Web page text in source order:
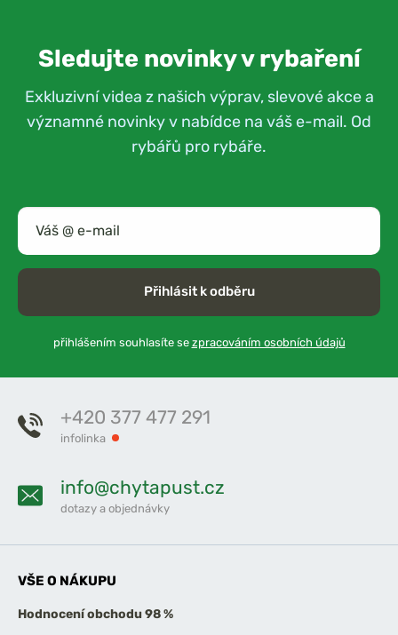
Sledujte novinky v rybaření
Exkluzivní videa z našich výprav, slevové akce a
významné novinky v nabídce na váš e-mail. Od
rybářů pro rybáře.
Přihlásit k odběru
přihlášením souhlasíte se zpracováním osobních údajů
+420 377 477 291
infolinka
info@chytapust.cz
dotazy a objednávky
VŠE O NÁKUPU
Hodnocení obchodu 98 %